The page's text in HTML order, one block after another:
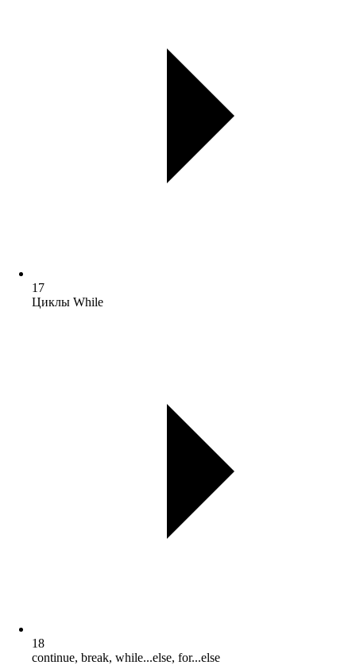
17
Циклы While
18
continue, break, while...else, for...else